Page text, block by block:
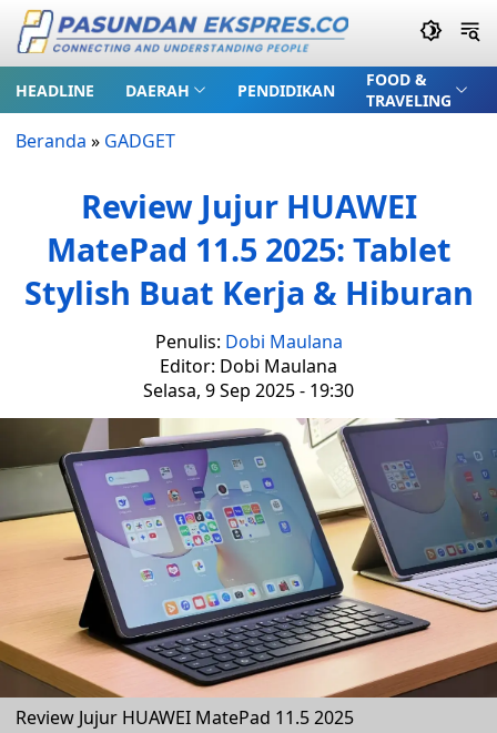
HEADLINE DAERAH PENDIDIKAN
FOOD &
TRAVELING
Beranda » GADGET
Review Jujur HUAWEI
MatePad 11.5 2025: Tablet
Stylish Buat Kerja & Hiburan
Penulis: Dobi Maulana
Editor: Dobi Maulana
Selasa, 9 Sep 2025 - 19:30
Review Jujur HUAWEI MatePad 11.5 2025